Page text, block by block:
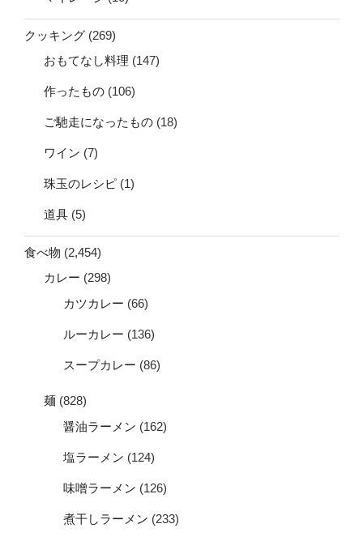
クッキング (269)
おもてなし料理 (147)
作ったもの (106)
ご馳走になったもの (18)
ワイン (7)
珠玉のレシピ (1)
道具 (5)
食べ物 (2,454)
カレー (298)
カツカレー (66)
ルーカレー (136)
スープカレー (86)
麺 (828)
醤油ラーメン (162)
塩ラーメン (124)
味噌ラーメン (126)
煮干しラーメン (233)